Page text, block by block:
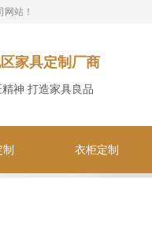
站！
家具定制厂商
神 打造家具良品
衣柜定制